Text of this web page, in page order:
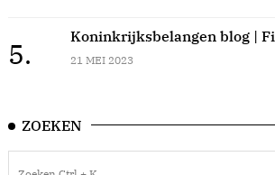
5.
Koninkrijksbelangen blog |
21 MEI 2023
ZOEKEN